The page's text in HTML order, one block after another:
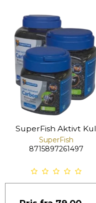
SuperFish Aktivt Kul
SuperFish
8715897261497